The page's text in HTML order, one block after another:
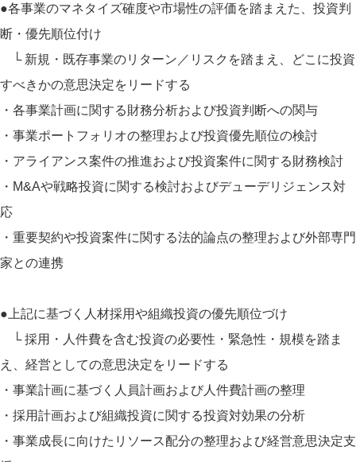
●各事業のマネタイズ確度や市場性の評価を踏まえた、投資判
断・優先順位付け
└ 新規・既存事業のリターン／リスクを踏まえ、どこに投資
すべきかの意思決定をリードする
・各事業計画に関する財務分析および投資判断への関与
・事業ポートフォリオの整理および投資優先順位の検討
・アライアンス案件の推進および投資案件に関する財務検討
・M&Aや戦略投資に関する検討およびデューデリジェンス対
応
・重要契約や投資案件に関する法的論点の整理および外部専門
家との連携
●上記に基づく人材採用や組織投資の優先順位づけ
└ 採用・人件費を含む投資の必要性・緊急性・規模を踏ま
え、経営としての意思決定をリードする
・事業計画に基づく人員計画および人件費計画の整理
・採用計画および組織投資に関する投資対効果の分析
・事業成長に向けたリソース配分の整理および経営意思決定支